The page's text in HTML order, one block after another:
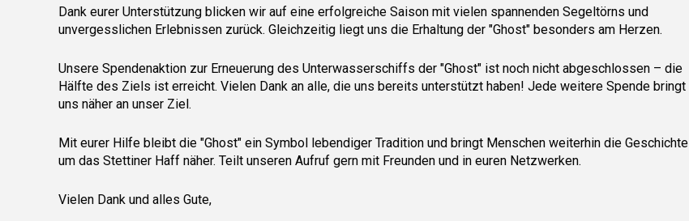
Dank eurer Unterstützung blicken wir auf eine erfolgreiche Saison mit vielen spannenden Segeltörns und
unvergesslichen Erlebnissen zurück. Gleichzeitig liegt uns die Erhaltung der "Ghost" besonders am Herzen.
Unsere Spendenaktion zur Erneuerung des Unterwasserschiffs der "Ghost" ist noch nicht abgeschlossen – die
Hälfte des Ziels ist erreicht. Vielen Dank an alle, die uns bereits unterstützt haben! Jede weitere Spende bringt
uns näher an unser Ziel.
Mit eurer Hilfe bleibt die "Ghost" ein Symbol lebendiger Tradition und bringt Menschen weiterhin die Geschichte
um das Stettiner Haff näher. Teilt unseren Aufruf gern mit Freunden und in euren Netzwerken.
Vielen Dank und alles Gute,